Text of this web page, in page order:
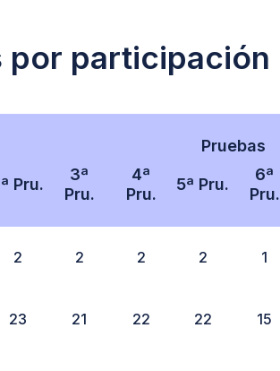
por participación
Pruebas
Pru.
3ª
Pru.
4ª
Pru.
5ª Pru.
6ª
Pru.
2 2 2 2 1
23 21 22 22 15